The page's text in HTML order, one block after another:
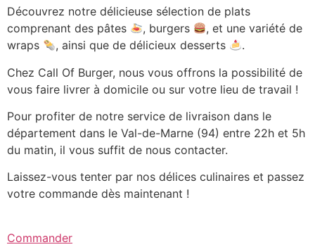
Découvrez notre délicieuse sélection de plats
comprenant des pâtes
, burgers
, et une variété de
wraps
, ainsi que de délicieux desserts
.
Chez Call Of Burger, nous vous offrons la possibilité de
vous faire livrer à domicile ou sur votre lieu de travail !
Pour profiter de notre service de livraison dans le
département dans le Val-de-Marne (94) entre 22h et 5h
du matin, il vous suffit de nous contacter.
Laissez-vous tenter par nos délices culinaires et passez
votre commande dès maintenant !
Commander